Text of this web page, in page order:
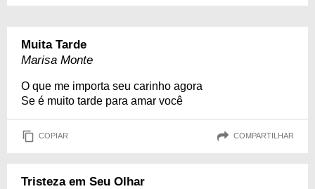
Muita Tarde
Marisa Monte
O que me importa seu carinho agora
Se é muito tarde para amar você
COPIAR COMPARTILHAR
Tristeza em Seu Olhar